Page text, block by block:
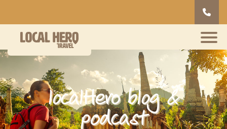
localHero blog &
podcast